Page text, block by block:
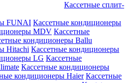
Кассетные сплит-
FUNAI Кассетные кондиционеры
MDV Кассетные
кондиционеры Ballu
Hitachi Кассетные кондиционеры
LG Кассетные
Кассетные кондиционеры
кондиционеры Haier Кассетные